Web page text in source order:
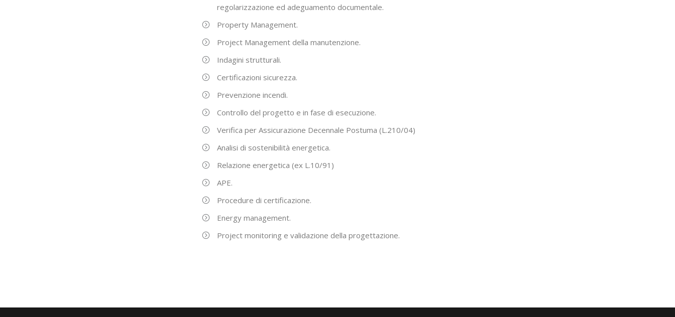
regolarizzazione ed adeguamento documentale.
Property Management.
Project Management della manutenzione.
Indagini strutturali.
Certificazioni sicurezza.
Prevenzione incendi.
Controllo del progetto e in fase di esecuzione.
Verifica per Assicurazione Decennale Postuma (L.210/04)
Analisi di sostenibilità energetica.
Relazione energetica (ex L.10/91)
APE.
Procedure di certificazione.
Energy management.
Project monitoring e validazione della progettazione.